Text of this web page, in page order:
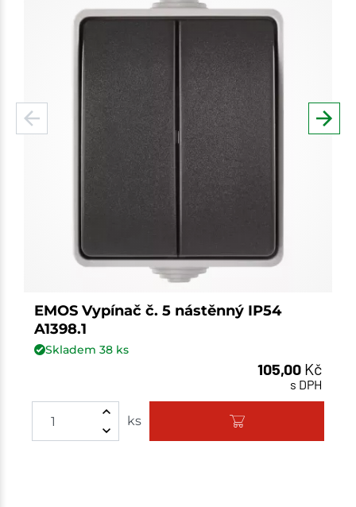
EMOS Vypínač č. 5 nástěnný IP54
A1398.1
Skladem 38ks
105,00 Kč
s DPH
ks